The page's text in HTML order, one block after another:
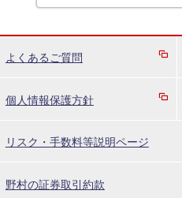
よくあるご質問
個人情報保護方針
リスク・手数料等説明ページ
野村の証券取引約款